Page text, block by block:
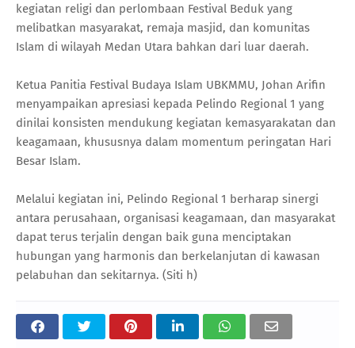
kegiatan religi dan perlombaan Festival Beduk yang
melibatkan masyarakat, remaja masjid, dan komunitas
Islam di wilayah Medan Utara bahkan dari luar daerah.
Ketua Panitia Festival Budaya Islam UBKMMU, Johan Arifin
menyampaikan apresiasi kepada Pelindo Regional 1 yang
dinilai konsisten mendukung kegiatan kemasyarakatan dan
keagamaan, khususnya dalam momentum peringatan Hari
Besar Islam.
Melalui kegiatan ini, Pelindo Regional 1 berharap sinergi
antara perusahaan, organisasi keagamaan, dan masyarakat
dapat terus terjalin dengan baik guna menciptakan
hubungan yang harmonis dan berkelanjutan di kawasan
pelabuhan dan sekitarnya. (Siti h)